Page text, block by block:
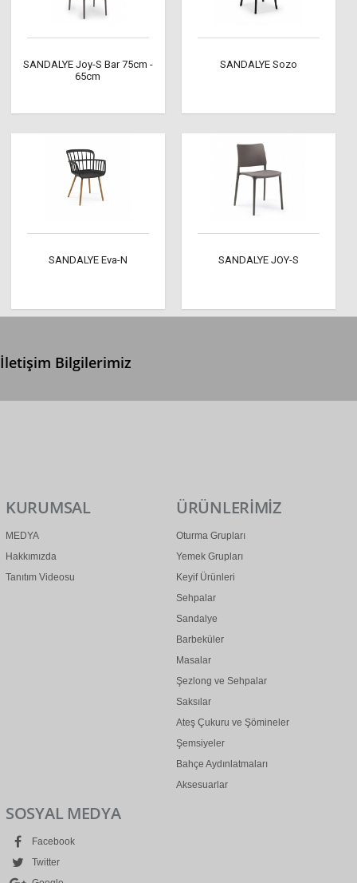
SANDALYE Joy-S Bar 75cm -
65cm
SANDALYE Sozo
SANDALYE Eva-N SANDALYE JOY-S
İletişim Bilgilerimiz
KURUMSAL
MEDYA
Hakkımızda
Tanıtım Videosu
ÜRÜNLERİMİZ
Oturma Grupları
Yemek Grupları
Keyif Ürünleri
Sehpalar
Sandalye
Barbeküler
Masalar
Şezlong ve Sehpalar
Saksılar
Ateş Çukuru ve Şömineler
Şemsiyeler
Bahçe Aydınlatmaları
Aksesuarlar
SOSYAL MEDYA
Facebook
Twitter